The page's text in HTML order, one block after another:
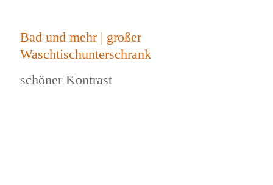
Bad und mehr | großer
Waschtischunterschrank
schöner Kontrast